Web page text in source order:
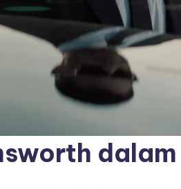
dalam